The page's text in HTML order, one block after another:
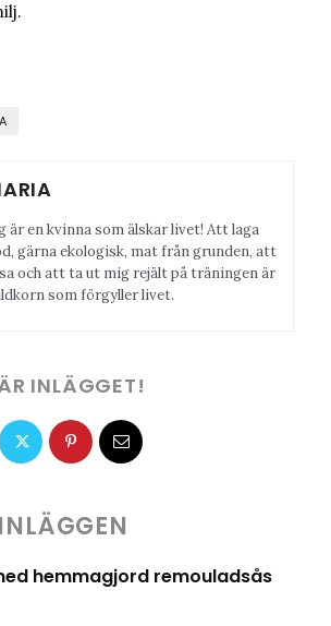
är en kvinna som älskar livet! Att laga
gärna ekologisk, mat från grunden, att
och att ta ut mig rejält på träningen är
som förgyller livet.
INLÄGGET!
hemmagjord remouladsås